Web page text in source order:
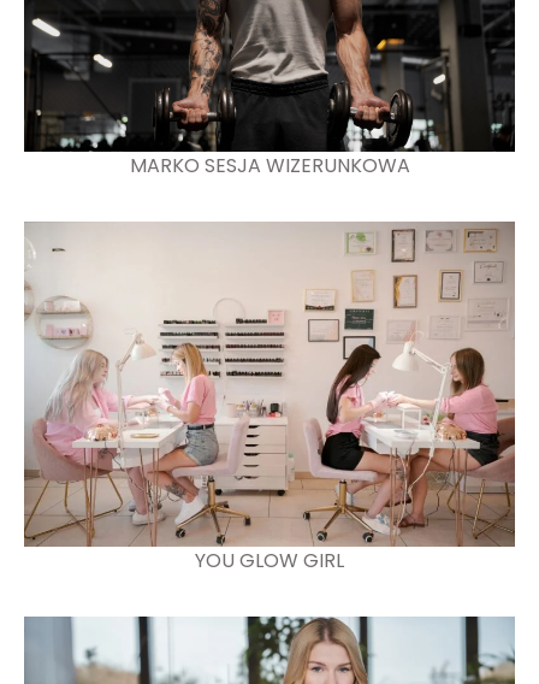
MARKO SESJA WIZERUNKOWA
YOU GLOW GIRL